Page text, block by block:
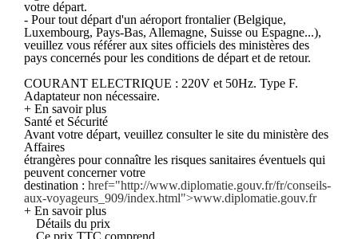
votre départ.
- Pour tout départ d'un aéroport frontalier (Belgique,
Luxembourg, Pays-Bas, Allemagne, Suisse ou Espagne...),
veuillez vous référer aux sites officiels des ministères des
pays concernés pour les conditions de départ et de retour.
COURANT ELECTRIQUE : 220V et 50Hz. Type F.
Adaptateur non nécessaire.
+ En savoir plus
Santé et Sécurité
Avant votre départ, veuillez consulter le site du ministère des
Affaires
étrangères pour connaître les risques sanitaires éventuels qui
peuvent concerner votre
destination : href="http://www.diplomatie.gouv.fr/fr/conseils-
aux-voyageurs_909/index.html">www.diplomatie.gouv.fr
+ En savoir plus
Détails du prix
Ce prix TTC comprend